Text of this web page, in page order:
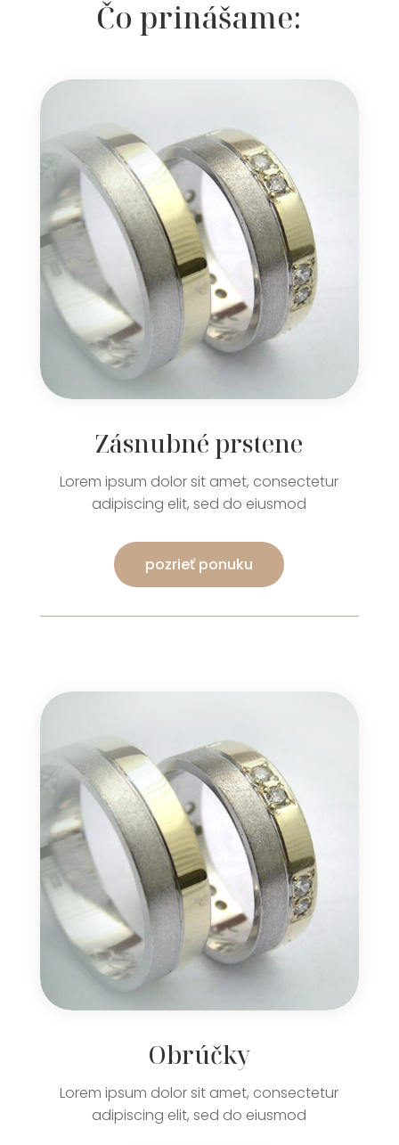
Čo prinášame:
Zásnubné prstene
Lorem ipsum dolor sit amet, consectetur
adipiscing elit, sed do eiusmod
pozrieť ponuku
Obrúčky
Lorem ipsum dolor sit amet, consectetur
adipiscing elit, sed do eiusmod